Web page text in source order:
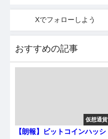
Xでフォローしよう
おすすめの記事
仮想通貨
【朗報】ビットコインハッシ